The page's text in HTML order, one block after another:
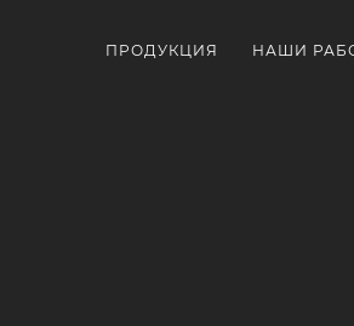
ПРОДУКЦИЯ НАШИ